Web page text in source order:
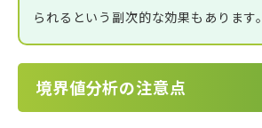
られるという副次的な効果もあります。
境界値分析の注意点